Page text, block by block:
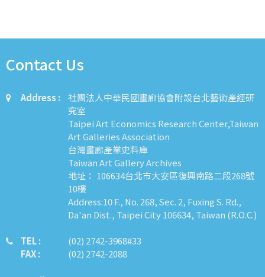
Contact Us
Address :
社團法人中華民國畫廊協會附設台北藝術產經研
究室
Taipei Art Economics Research Center,Taiwan
Art Galleries Association
台灣畫廊產業史料庫
Taiwan Art Gallery Archives
地址： 106634台北市大安區復興南路二段268號
10樓
Address:10 F., No. 268, Sec. 2, Fuxing S. Rd.,
Da'an Dist., Taipei City 106634, Taiwan (R.O.C.)
TEL :
FAX :
​​​​(02) 2742-3968#33
(02) 2742-2088